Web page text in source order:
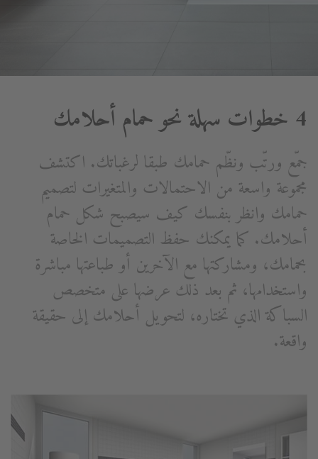
4 خطوات سهلة نحو حمام أحلامك
جمّع ورتّب ونظّم حمامك طبقا لرغباتك. اكتشف
مجموعة واسعة من الاحتمالات والمتغيرات لتصميم
حمامك وانظر بنفسك كيف سيصبح شكل حمام
أحلامك. كما يمكنك حفظ التصميمات الخاصة
بحمامك، ومشاركتها مع الآخرين أو طباعتها مباشرة
واستخدامها، ثم بعد ذلك عرضها على متخصص
السباكة الذي تختاره، لتحويل أحلامك إلى حقيقة
واقعة.